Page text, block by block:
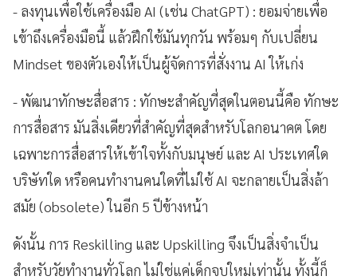
- ลงทุนเพื่อใช้เครื่องมือ AI (เช่น ChatGPT) : ยอมจ่ายเพื่อ
เข้าถึงเครื่องมือนี้ แล้วฝึกใช้มันทุกวัน พร้อมๆ กับเปลี่ยน
Mindset ของตัวเองให้เป็นผู้จัดการที่สั่งงาน AI ให้เก่ง
- พัฒนาทักษะสื่อสาร : ทักษะสำคัญที่สุดในตอนนี้คือ ทักษะ
การสื่อสาร มันสิ่งเดียวที่สำคัญที่สุดสำหรับโลกอนาคต โดย
เฉพาะการสื่อสารให้เข้าใจทั้งกับมนุษย์ และ AI ประเทศใด
บริษัทใด หรือคนทำงานคนใดที่ไม่ใช้ AI จะกลายเป็นสิ่งล้า
สมัย (obsolete) ในอีก 5 ปีข้างหน้า
ดังนั้น การ Reskilling และ Upskilling จึงเป็นสิ่งจำเป็น
สำหรับวัยทำงานทั่วโลก ไม่ใช่แค่เด็กจบใหม่เท่านั้น ทั้งนี้ก็